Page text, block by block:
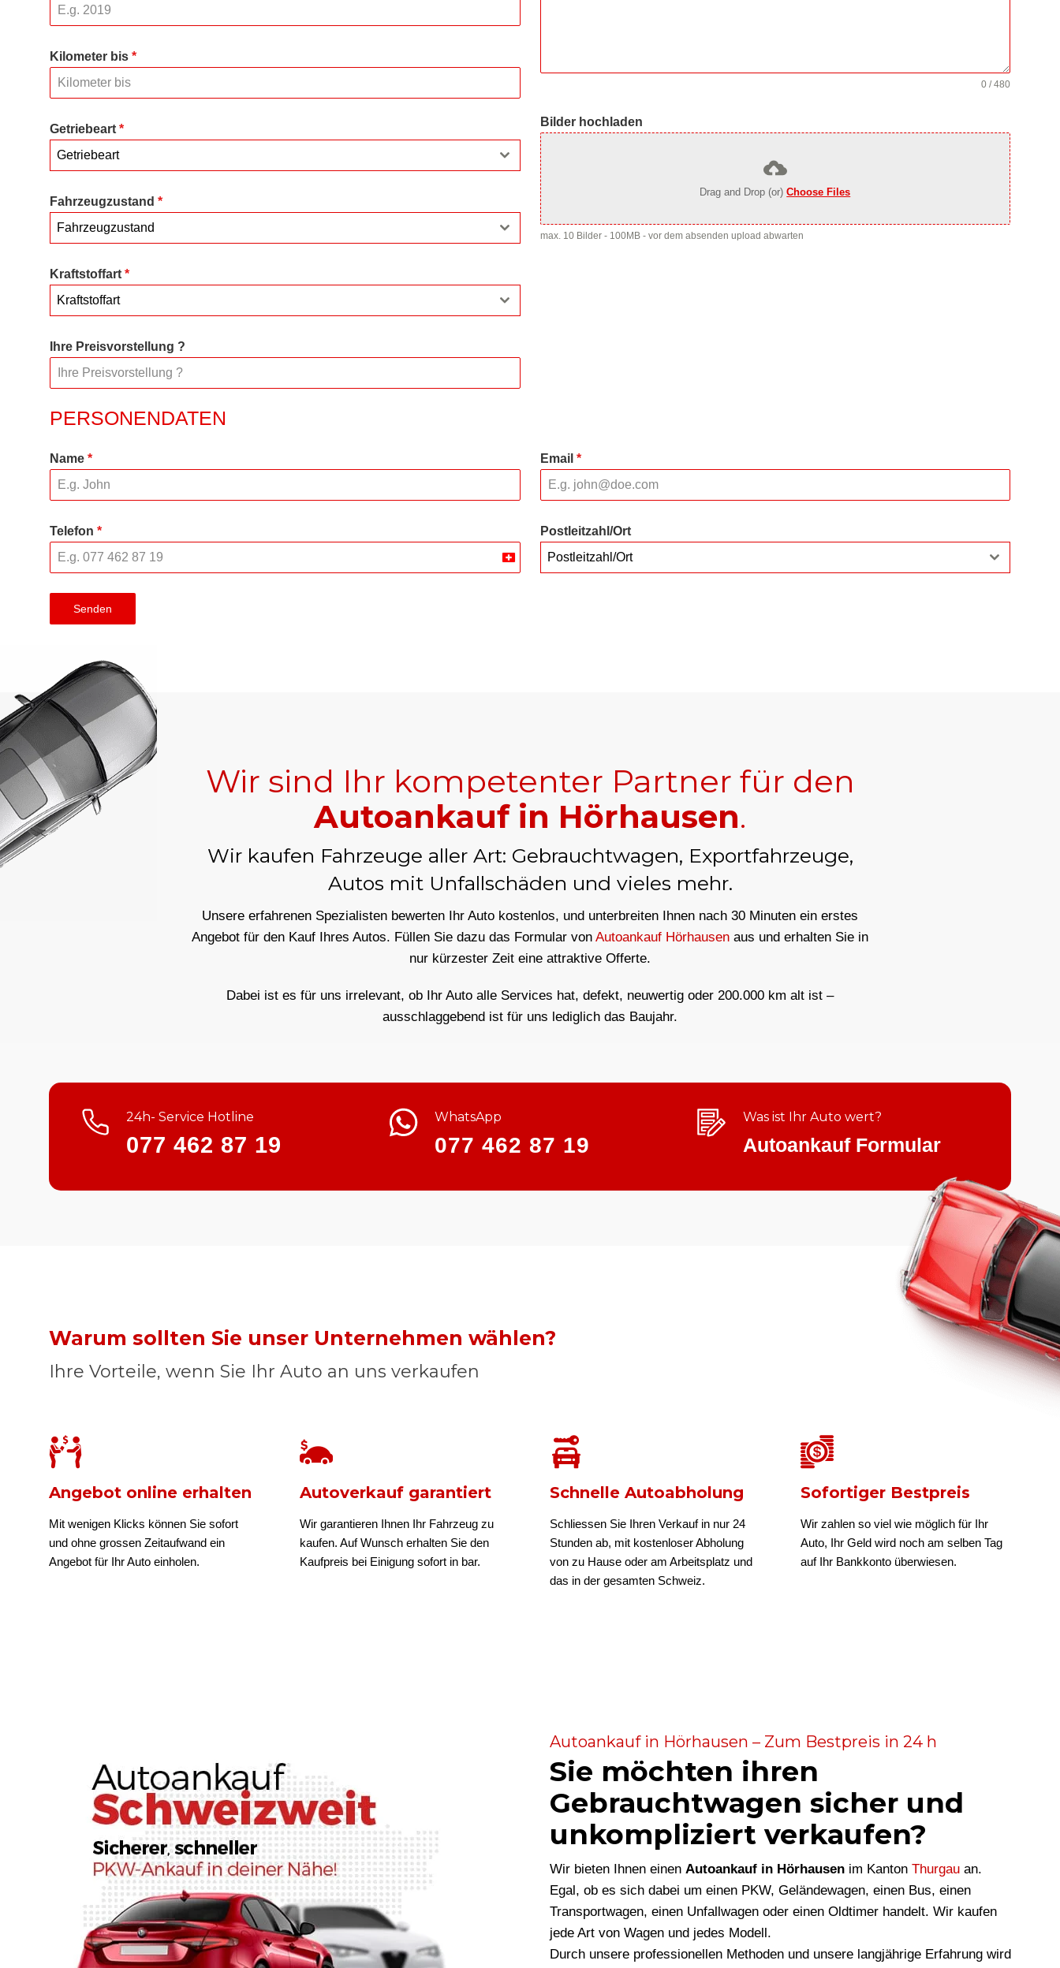
Kilometer bis *
Getriebeart *
Getriebeart
Fahrzeugzustand *
Fahrzeugzustand
Kraftstoffart *
Kraftstoffart
Ihre Preisvorstellung ?
0 / 480
Bilder hochladen
Drag and Drop (or)Choose Files
max. 10 Bilder - 100MB - vor dem absenden upload abwarten
PERSONENDATEN
Name * Email *
Telefon *
Switzerland
Postleitzahl/Ort
Postleitzahl/Ort
Senden
Wir sind Ihr kompetenter Partner für den
Autoankauf in Hörhausen.
Wir kaufen Fahrzeuge aller Art: Gebrauchtwagen, Exportfahrzeuge,
Autos mit Unfallschäden und vieles mehr.
Unsere erfahrenen Spezialisten bewerten Ihr Auto kostenlos, und unterbreiten Ihnen nach 30 Minuten ein erstes
Angebot für den Kauf Ihres Autos. Füllen Sie dazu das Formular von Autoankauf Hörhausen aus und erhalten Sie in
nur kürzester Zeit eine attraktive Offerte.
Dabei ist es für uns irrelevant, ob Ihr Auto alle Services hat, defekt, neuwertig oder 200.000 km alt ist –
ausschlaggebend ist für uns lediglich das Baujahr.
24h- Service Hotline
077 462 87 19
WhatsApp
077 462 87 19
Was ist Ihr Auto wert?
Autoankauf Formular
Warum sollten Sie unser Unternehmen wählen?
Ihre Vorteile, wenn Sie Ihr Auto an uns verkaufen
Angebot online erhalten
Mit wenigen Klicks können Sie sofort
und ohne grossen Zeitaufwand ein
Angebot für Ihr Auto einholen.
Autoverkauf garantiert
Wir garantieren Ihnen Ihr Fahrzeug zu
kaufen. Auf Wunsch erhalten Sie den
Kaufpreis bei Einigung sofort in bar.
Schnelle Autoabholung
Schliessen Sie Ihren Verkauf in nur 24
Stunden ab, mit kostenloser Abholung
von zu Hause oder am Arbeitsplatz und
das in der gesamten Schweiz.
Sofortiger Bestpreis
Wir zahlen so viel wie möglich für Ihr
Auto, Ihr Geld wird noch am selben Tag
auf Ihr Bankkonto überwiesen.
Autoankauf in Hörhausen – Zum Bestpreis in 24 h
Sie möchten ihren
Gebrauchtwagen sicher und
unkompliziert verkaufen?
Wir bieten Ihnen einen Autoankauf in Hörhausen im Kanton Thurgau an.
Egal, ob es sich dabei um einen PKW, Geländewagen, einen Bus, einen
Transportwagen, einen Unfallwagen oder einen Oldtimer handelt. Wir kaufen
jede Art von Wagen und jedes Modell.
Durch unsere professionellen Methoden und unsere langjährige Erfahrung wird